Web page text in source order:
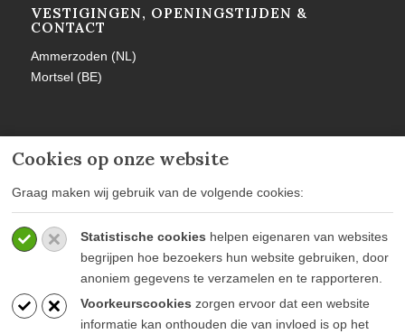
Cookies op onze website
Graag maken wij gebruik van de volgende cookies:
Statistische cookies helpen eigenaren van websites
begrijpen hoe bezoekers hun website gebruiken, door
anoniem gegevens te verzamelen en te rapporteren.
Voorkeurscookies zorgen ervoor dat een website
informatie kan onthouden die van invloed is op het
VESTIGINGEN, OPENINGSTIJDEN &
CONTACT
Ammerzoden (NL)
Mortsel (BE)
MEER INFORMATIE
Privacy policy
Algemene voorwaarden
Veelgestelde vragen